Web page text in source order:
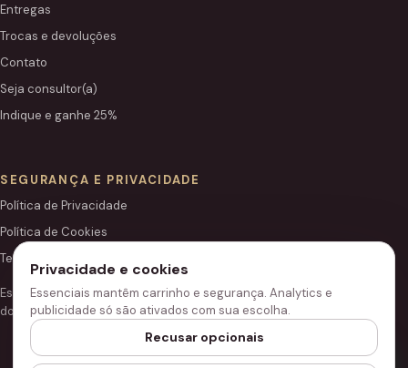
Entregas
Trocas e devoluções
Contato
Seja consultor(a)
Indique e ganhe 25%
SEGURANÇA E PRIVACIDADE
Política de Privacidade
Política de Cookies
Termos de Uso
Este site é independente e não é o portal institucional oficial
do Grupo Hinode.
Privacidade e cookies
Essenciais mantêm carrinho e segurança. Analytics e
publicidade só são ativados com sua escolha.
Recusar opcionais